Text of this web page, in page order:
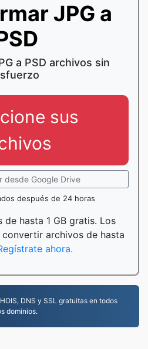
JPG a
a PSD archivos sin
sus
desde Google Drive
después de 24 horas
hasta 1 GB gratis. Los
convertir archivos de hasta
ahora.
DNS y SSL gratuitas en todos
dominios.